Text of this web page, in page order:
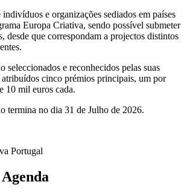
e organizações sediados em países
Europa Criativa, sendo possível submeter
desde que correspondam a projectos distintos
seleccionados e reconhecidos pelas suas
cinco prémios principais, um por
10 mil euros cada.
termina no dia 31 de Julho de 2026.
Portugal
Agenda